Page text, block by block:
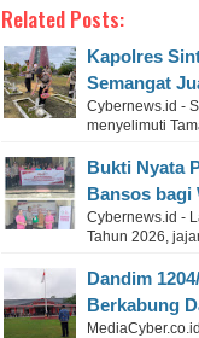
Related Posts:
Kapolres
Semangat
Cybernews.id -
menyelimuti
Bukti Nyata
Bansos bagi
Cybernews.id -
Tahun 2026,
Dandim
Berkabung